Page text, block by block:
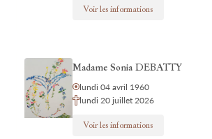
Voir les informations
Madame Sonia DEBATTY
lundi 04 avril 1960
lundi 20 juillet 2026
Voir les informations